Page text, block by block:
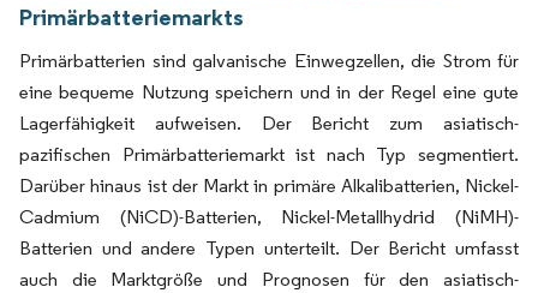
Primärbatteriemarkts
Primärbatterien sind galvanische Einwegzellen, die Strom für
eine bequeme Nutzung speichern und in der Regel eine gute
Lagerfähigkeit aufweisen. Der Bericht zum asiatisch-
pazifischen Primärbatteriemarkt ist nach Typ segmentiert.
Darüber hinaus ist der Markt in primäre Alkalibatterien, Nickel-
Cadmium (NiCD)-Batterien, Nickel-Metallhydrid (NiMH)-
Batterien und andere Typen unterteilt. Der Bericht umfasst
auch die Marktgröße und Prognosen für den asiatisch-